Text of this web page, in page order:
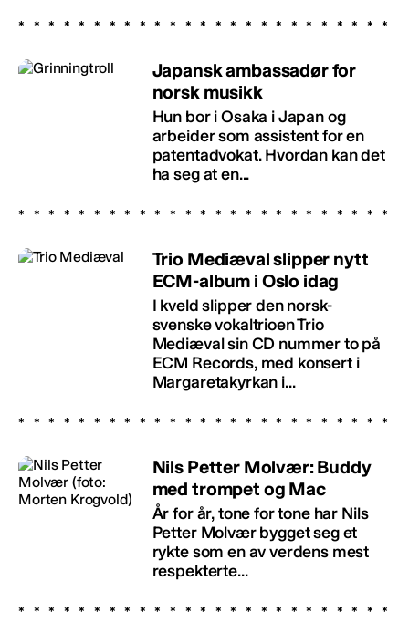
Japansk ambassadør for
norsk musikk
Hun bor i Osaka i Japan og
arbeider som assistent for en
patentadvokat. Hvordan kan det
ha seg at en...
Trio Mediæval slipper nytt
ECM-album i Oslo idag
I kveld slipper den norsk-
svenske vokaltrioen Trio
Mediæval sin CD nummer to på
ECM Records, med konsert i
Margaretakyrkan i...
Nils Petter Molvær: Buddy
med trompet og Mac
År for år, tone for tone har Nils
Petter Molvær bygget seg et
rykte som en av verdens mest
respekterte...